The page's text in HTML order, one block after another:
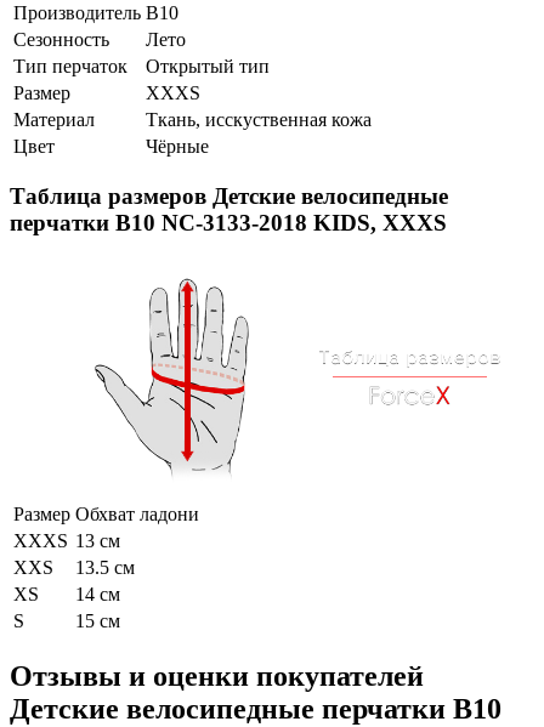
Производитель B10
Сезонность
Лето
Тип перчаток
Открытый тип
Размер
XXXS
Материал
Ткань, исскуственная кожа
Цвет
Чёрные
Таблица размеров Детские велосипедные
перчатки B10 NC-3133-2018 KIDS, XXXS
Размер Обхват ладони
XXXS 13 см
XXS
13.5 см
XS
14 см
S
15 см
Отзывы и оценки покупателей
Детские велосипедные перчатки B10